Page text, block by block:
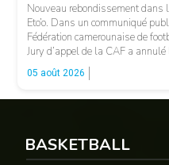
Nouveau rebondissement dans
Eto’o. Dans un communiqué
Fédération camerounaise de
Jury d’appel de la CAF a
président de la fédération
incidents survenus lors du
05 août 2026
BASKETBALL